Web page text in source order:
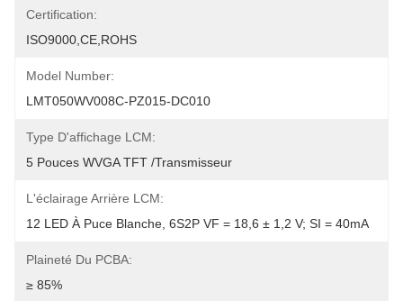
Certification:
ISO9000,CE,ROHS
Model Number:
LMT050WV008C-PZ015-DC010
Type D'affichage LCM:
5 Pouces WVGA TFT /transmisseur
L'éclairage Arrière LCM:
12 LED À Puce Blanche, 6S2P VF = 18,6 ± 1,2 V; SI = 40mA
Plaineté Du PCBA:
≥ 85%